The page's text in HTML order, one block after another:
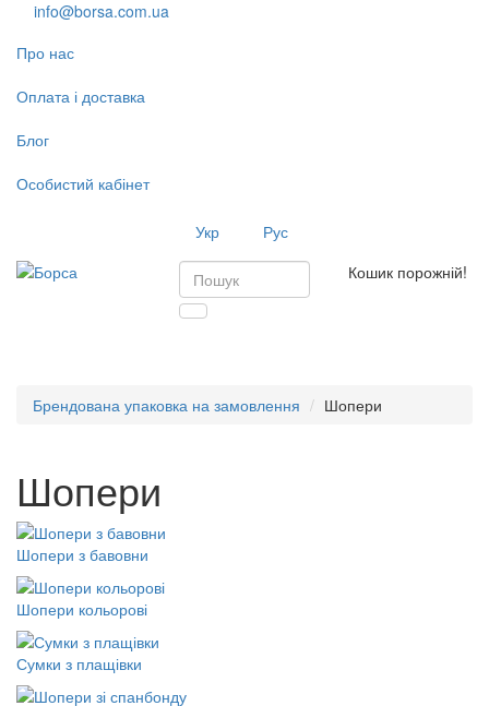
info@borsa.com.ua
Про нас
Оплата і доставка
Блог
Особистий кабінет
Укр
Рус
Кошик порожній!
Брендована упаковка на замовлення
Шопери
Шопери
Шопери з бавовни
Шопери кольорові
Сумки з плащівки